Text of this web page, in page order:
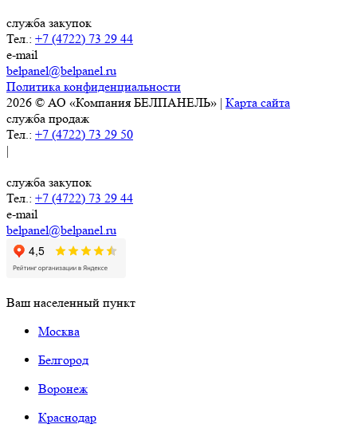
служба закупок
Тел.: +7 (4722) 73 29 44
e-mail
belpanel@belpanel.ru
Политика конфиденциальности
2026 © АО «Компания БЕЛПАНЕЛЬ» | Карта сайта
служба продаж
Тел.: +7 (4722) 73 29 50
|
служба закупок
Тел.: +7 (4722) 73 29 44
e-mail
belpanel@belpanel.ru
Ваш населенный пункт
Москва
Белгород
Воронеж
Краснодар